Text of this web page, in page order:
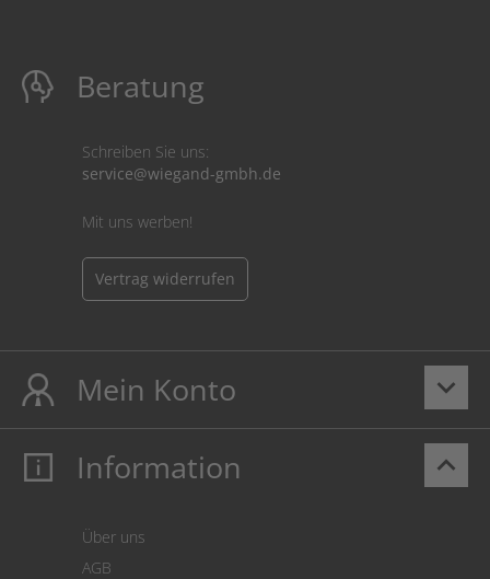
Beratung
Schreiben Sie uns:
service@wiegand-gmbh.de
Mit uns werben!
Vertrag widerrufen
keyboard_arrow_down
Mein Konto
Mein Konto
keyboard_arrow_up
Information
Über uns
AGB